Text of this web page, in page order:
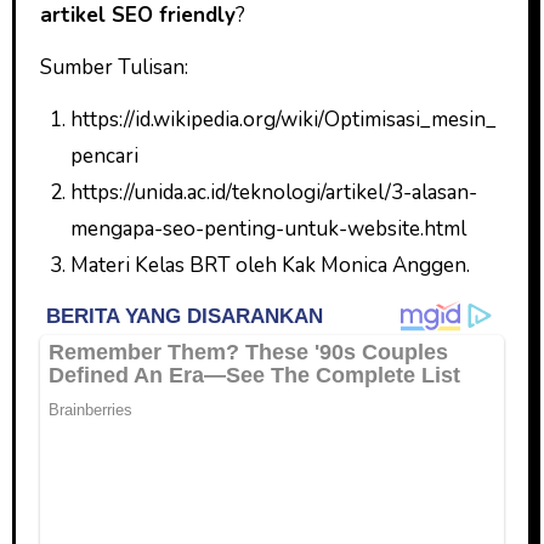
artikel SEO friendly?
Sumber Tulisan:
https://id.wikipedia.org/wiki/Optimisasi_mesin_
pencari
https://unida.ac.id/teknologi/artikel/3-alasan-
mengapa-seo-penting-untuk-website.html
Materi Kelas BRT oleh Kak Monica Anggen.